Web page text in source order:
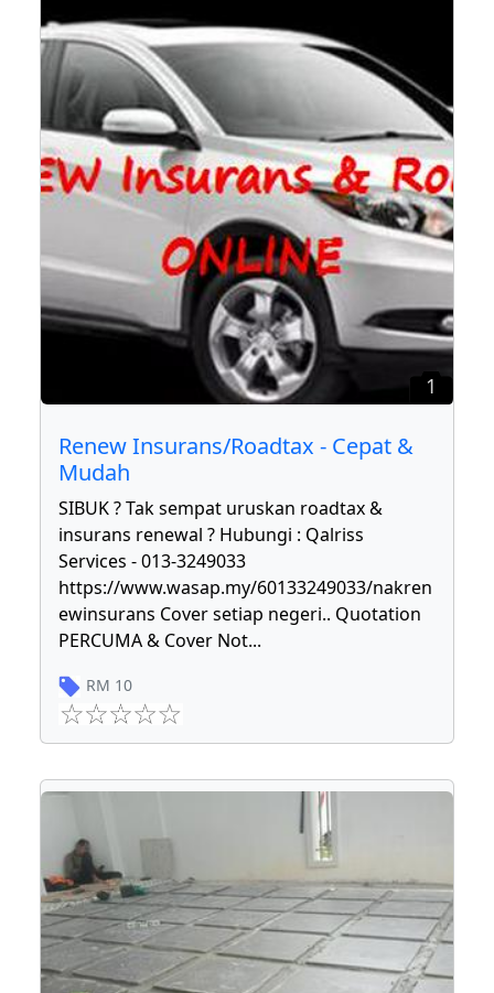
1
Renew Insurans/Roadtax - Cepat &
Mudah
SIBUK ? Tak sempat uruskan roadtax &
insurans renewal ? Hubungi : Qalriss
Services - 013-3249033
https://www.wasap.my/60133249033/nakren
ewinsurans Cover setiap negeri.. Quotation
PERCUMA & Cover Not...
RM 10